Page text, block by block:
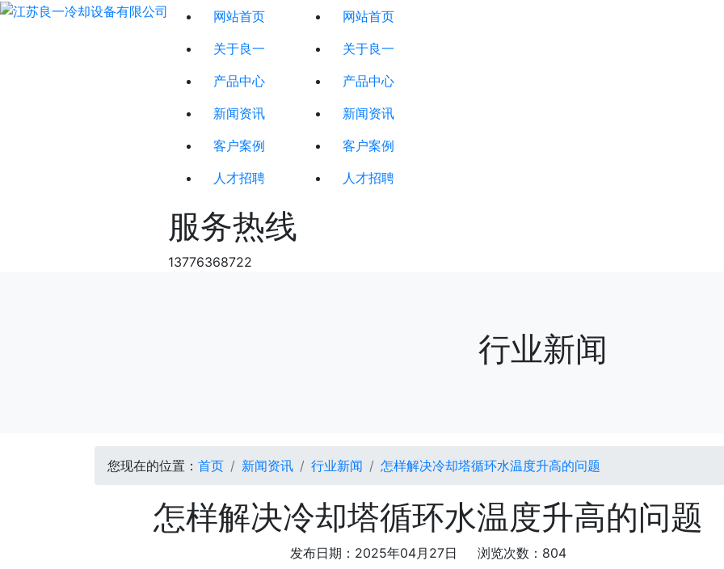
网站首页
关于良一
产品中心
新闻资讯
客户案例
人才招聘
服务热线
13776368722
网站首页
关于良一
产品中心
新闻资讯
客户案例
人才招聘
行业新闻
您现在的位置： 首页 新闻资讯 行业新闻 怎样解决冷却塔循环水温度升高的问题
怎样解决冷却塔循环水温度升高的问题
发布日期：2025年04月27日 浏览次数：804